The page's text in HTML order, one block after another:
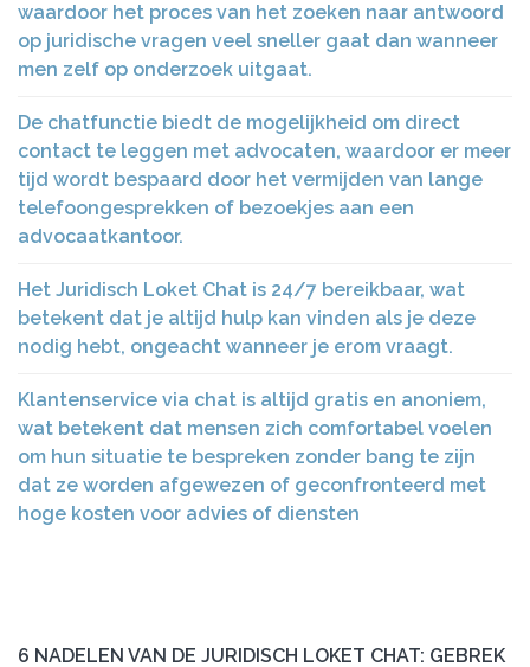
waardoor het proces van het zoeken naar antwoord
op juridische vragen veel sneller gaat dan wanneer
men zelf op onderzoek uitgaat.
De chatfunctie biedt de mogelijkheid om direct
contact te leggen met advocaten, waardoor er meer
tijd wordt bespaard door het vermijden van lange
telefoongesprekken of bezoekjes aan een
advocaatkantoor.
Het Juridisch Loket Chat is 24/7 bereikbaar, wat
betekent dat je altijd hulp kan vinden als je deze
nodig hebt, ongeacht wanneer je erom vraagt.
Klantenservice via chat is altijd gratis en anoniem,
wat betekent dat mensen zich comfortabel voelen
om hun situatie te bespreken zonder bang te zijn
dat ze worden afgewezen of geconfronteerd met
hoge kosten voor advies of diensten
6 NADELEN VAN DE JURIDISCH LOKET CHAT: GEBREK